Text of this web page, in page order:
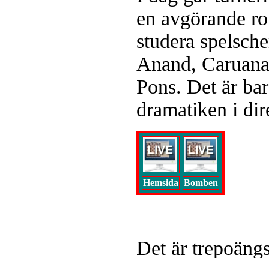
en avgörande
studera
Anand,
Pons. Det är
dramatiken i
Hemsida Bomben
Det är